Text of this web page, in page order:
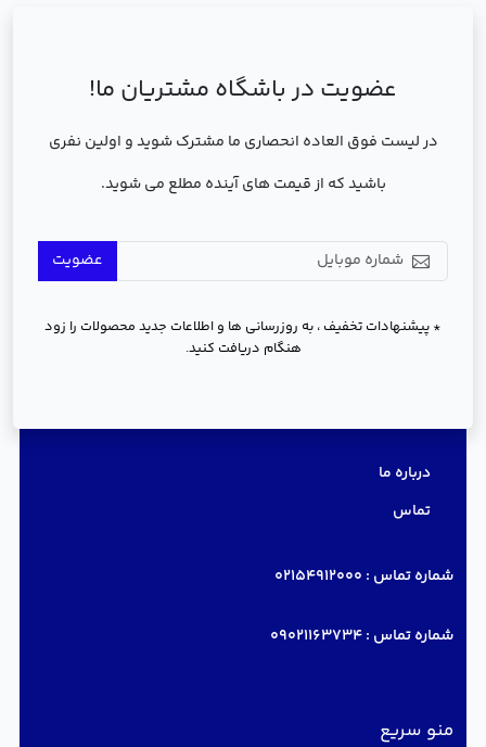
عضویت در باشگاه مشتریان ما!
در لیست فوق العاده انحصاری ما مشترک شوید و اولین نفری
باشید که از قیمت های آینده مطلع می شوید.
عضویت
* پیشنهادات تخفیف ، به روزرسانی ها و اطلاعات جدید محصولات را زود
هنگام دریافت کنید.
درباره ما
تماس
شماره تماس : 02154912000
شماره تماس :09021163734
منو سریع